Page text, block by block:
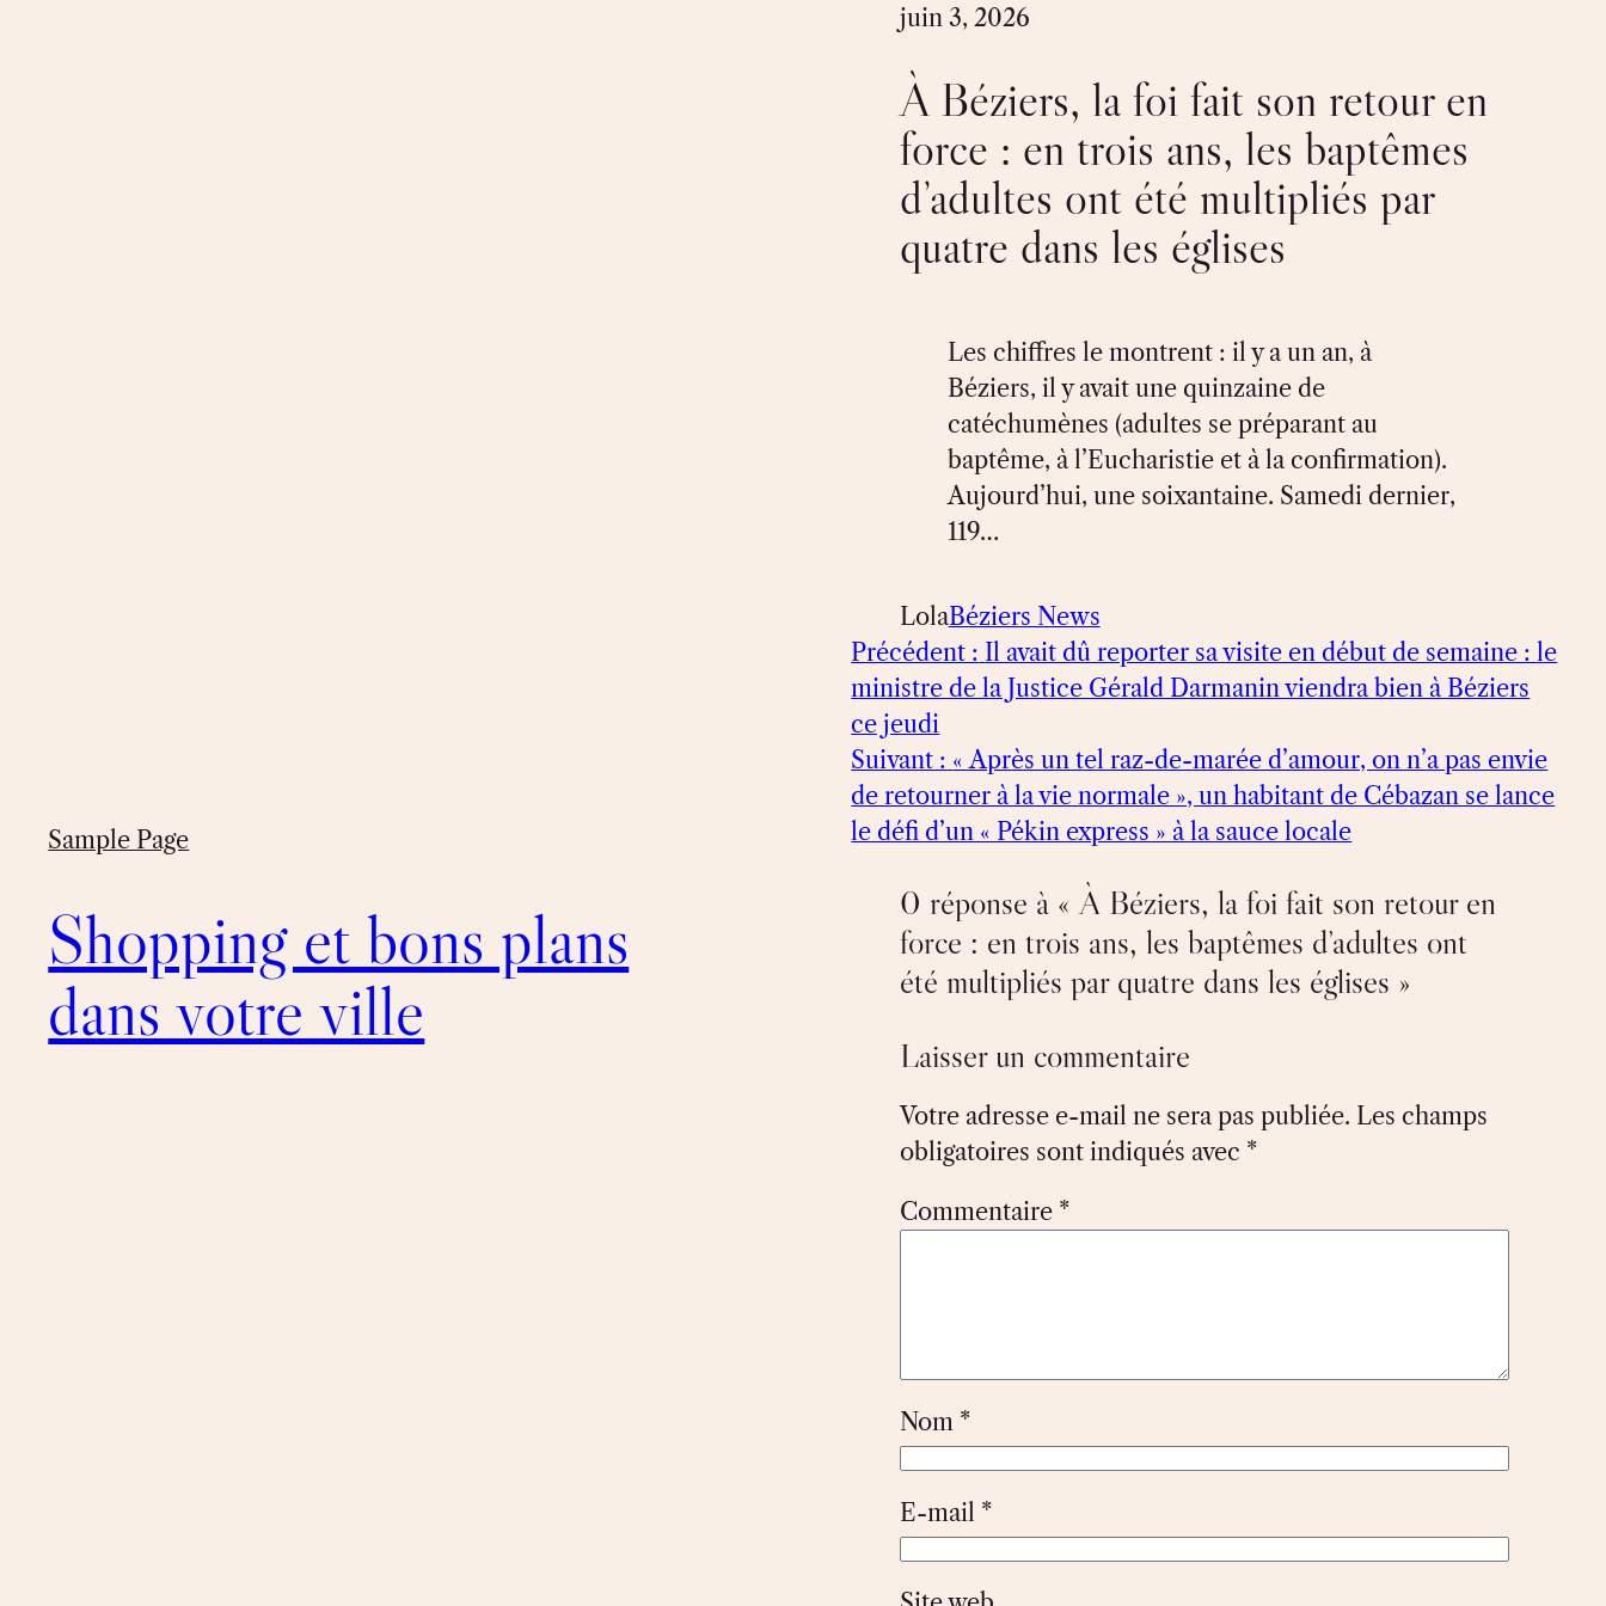
Sample Page
Shopping et bons plans
dans votre ville
juin 3, 2026
À Béziers, la foi fait son retour en
force : en trois ans, les baptêmes
d’adultes ont été multipliés par
quatre dans les églises
Les chiffres le montrent : il y a un an, à
Béziers, il y avait une quinzaine de
catéchumènes (adultes se préparant au
baptême, à l’Eucharistie et à la confirmation).
Aujourd’hui, une soixantaine. Samedi dernier,
119…
LolaBéziers News
Précédent : Il avait dû reporter sa visite en début de semaine : le
ministre de la Justice Gérald Darmanin viendra bien à Béziers
ce jeudi
Suivant : « Après un tel raz-de-marée d’amour, on n’a pas envie
de retourner à la vie normale », un habitant de Cébazan se lance
le défi d’un « Pékin express » à la sauce locale
0 réponse à « À Béziers, la foi fait son retour en
force : en trois ans, les baptêmes d’adultes ont
été multipliés par quatre dans les églises »
Laisser un commentaire
Votre adresse e-mail ne sera pas publiée. Les champs
obligatoires sont indiqués avec *
Commentaire *
Nom *
E-mail *